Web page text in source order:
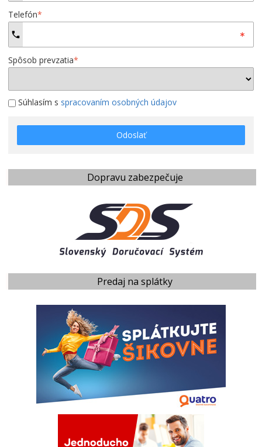
Telefón*
Spôsob prevzatia*
Súhlasím s spracovaním osobných údajov
Odoslať
Dopravu zabezpečuje
Predaj na splátky